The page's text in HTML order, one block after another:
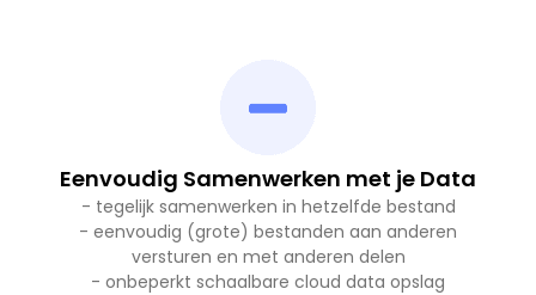
Eenvoudig Samenwerken met je Data
- tegelijk samenwerken in hetzelfde bestand
- eenvoudig (grote) bestanden aan anderen
versturen en met anderen delen
- onbeperkt schaalbare cloud data opslag